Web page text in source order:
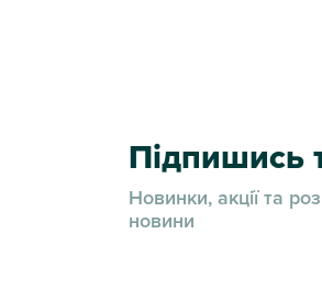
Підпишись
Новинки, акції та
новини